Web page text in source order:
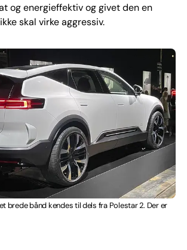
og energieffektiv og givet den en
skal virke aggressiv.
brede bånd kendes til dels fra Polestar 2. Der er